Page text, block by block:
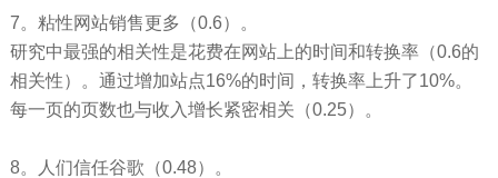
7。粘性网站销售更多（0.6）。
研究中最强的相关性是花费在网站上的时间和转换率（0.6的
相关性）。通过增加站点16%的时间，转换率上升了10%。
每一页的页数也与收入增长紧密相关（0.25）。
8。人们信任谷歌（0.48）。